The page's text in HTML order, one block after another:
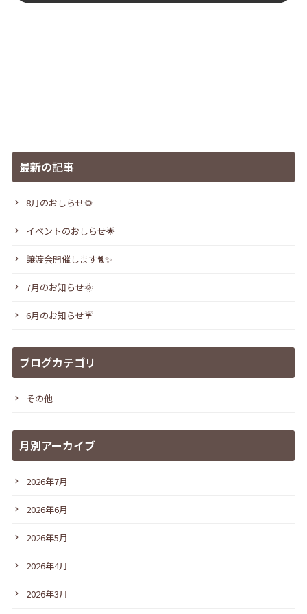
最新の記事
8月のおしらせ🌻
イベントのおしらせ🌟
譲渡会開催します🐈✨
7月のお知らせ🌞
6月のお知らせ☔
ブログカテゴリ
その他
月別アーカイブ
2026年7月
2026年6月
2026年5月
2026年4月
2026年3月